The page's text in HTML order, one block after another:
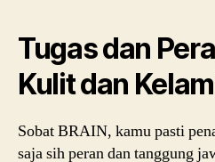
Tugas dan
Kulit dan
Sobat BRAIN, kamu pasti
saja sih peran dan tanggung